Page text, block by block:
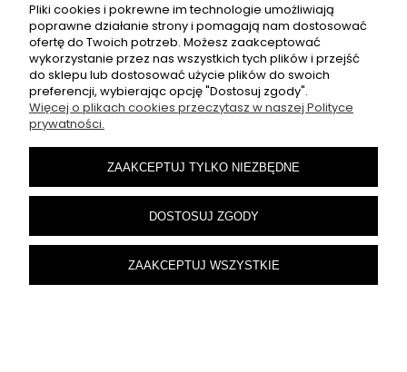
KLOCKI ZESTAW City Ciężarówka 362szt
Pliki cookies i pokrewne im technologie umożliwiają
poprawne działanie strony i pomagają nam dostosować
ofertę do Twoich potrzeb. Możesz zaakceptować
wykorzystanie przez nas wszystkich tych plików i przejść
do sklepu lub dostosować użycie plików do swoich
preferencji, wybierając opcję "Dostosuj zgody".
Więcej o plikach cookies przeczytasz w naszej Polityce
prywatności.
ZAAKCEPTUJ TYLKO NIEZBĘDNE
DOSTOSUJ ZGODY
ZAAKCEPTUJ WSZYSTKIE